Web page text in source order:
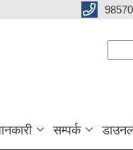
सम्पर्क